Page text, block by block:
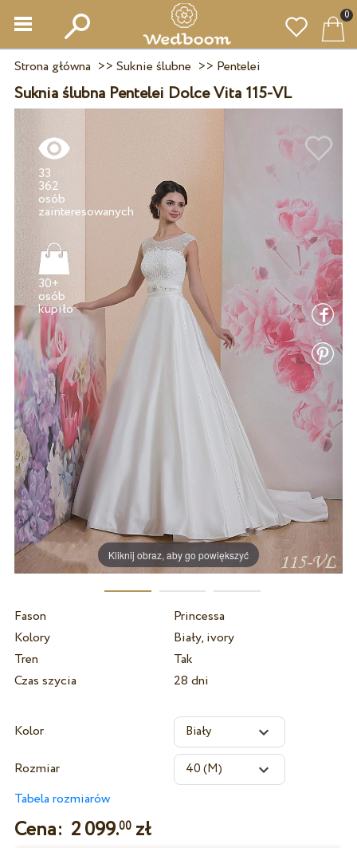
0
Strona główna >> Suknie ślubne >> Pentelei
Suknia ślubna Pentelei Dolce Vita 115-VL
Kliknij obraz, aby go powiększyć
33
362
osób
30+
osób
kupiło
Fason
Princessa
Kolory
Biały, ivory
Tren
Tak
Czas szycia
28 dni
Kolor
Rozmiar
Tabela rozmiarów
Cena: 2 099.00zł